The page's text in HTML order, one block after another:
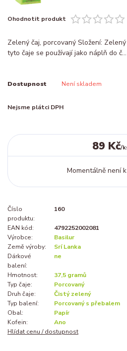
Ohodnotit produkt
Zelený čaj, porcovaný Složení: Zelený
tyto čaje se používají jako náplň do č...
Dostupnost Není skladem
Nejsme plátci DPH
89 Kč/
Momentálně není
Číslo
produktu:
160
EAN kód:
4792252002081
Výrobce:
Basilur
Země výroby:
Srí Lanka
Dárkové
balení:
ne
Hmotnost:
37,5 gramů
Typ čaje:
Porcovaný
Druh čaje:
Čistý zelený
Typ balení:
Porcovaný s přebalem
Obal:
Papír
Kofein:
Ano
Hlídat cenu / dostupnost